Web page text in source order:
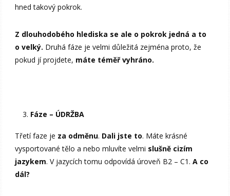
hned takový pokrok.
Z dlouhodobého hlediska se ale o pokrok jedná a to
o velký. Druhá fáze je velmi důležitá zejména proto, že
pokud jí projdete, máte téměř vyhráno.
Fáze – ÚDRŽBA
Třetí faze je za odměnu. Dali jste to. Máte krásné
vysportované tělo a nebo mluvíte velmi slušně cizím
jazykem. V jazycích tomu odpovídá úroveň B2 – C1.A co
dál?